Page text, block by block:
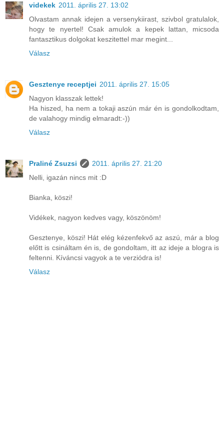
videkek 2011. április 27. 13:02
Olvastam annak idejen a versenykiirast, szivbol gratulalok,
hogy te nyertel! Csak amulok a kepek lattan, micsoda
fantasztikus dolgokat keszitettel mar megint...
Válasz
Gesztenye receptjei 2011. április 27. 15:05
Nagyon klasszak lettek!
Ha hiszed, ha nem a tokaji aszún már én is gondolkodtam,
de valahogy mindig elmaradt:-))
Válasz
Praliné Zsuzsi
2011. április 27. 21:20
Nelli, igazán nincs mit :D
Bianka, köszi!
Vidékek, nagyon kedves vagy, köszönöm!
Gesztenye, köszi! Hát elég kézenfekvő az aszú, már a blog
előtt is csináltam én is, de gondoltam, itt az ideje a blogra is
feltenni. Kíváncsi vagyok a te verziódra is!
Válasz